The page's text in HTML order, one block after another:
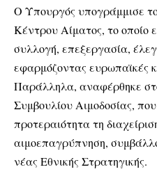
Ο Υπουργός υπογράμμισε
Κέντρου Αίματος, το οποίο
συλλογή, επεξεργασία,
εφαρμόζοντας ευρωπαϊκές
Παράλληλα, αναφέρθηκε
Συμβουλίου Αιμοδοσίας,
προτεραιότητα τη
αιμοεπαγρύπνηση,
νέας Εθνικής Στρατηγικής.